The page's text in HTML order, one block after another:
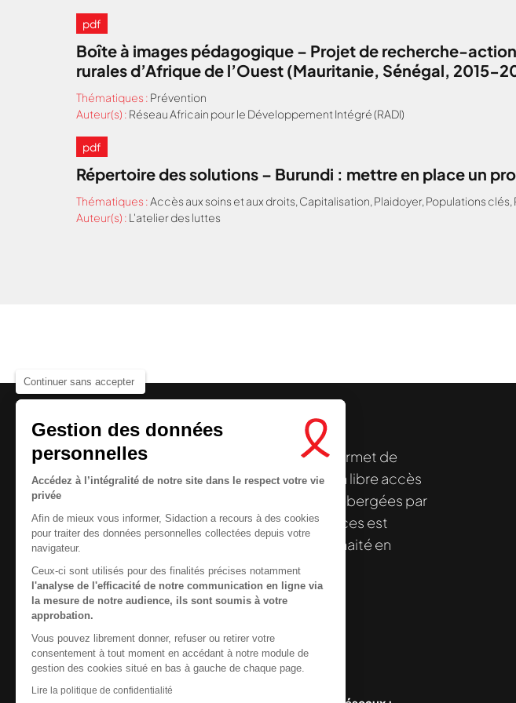
Continuer sans accepter
Gestion des données
personnelles
Accédez à l’intégralité de notre site dans le respect votre vie
privée
Afin de mieux vous informer, Sidaction a recours à des cookies
pour traiter des données personnelles collectées depuis votre
navigateur.
Ceux-ci sont utilisés pour des finalités précises notamment
l'analyse de l'efficacité de notre communication en ligne via
la mesure de notre audience, ils sont soumis à votre
approbation.
Vous pouvez librement donner, refuser ou retirer votre
consentement à tout moment en accédant à notre module de
gestion des cookies situé en bas à gauche de chaque page.
Lire la politique de confidentialité
pdf
Boîte à images pédagogique – Projet de recherche-
rurales d’Afrique de l’Ouest (Mauritanie, Sénégal, 2015-
Thématiques : Prévention
Auteur(s) : Réseau Africain pour le Développement Intégré (RADI)
pdf
Répertoire des solutions – Burundi : mettre en place un
Thématiques :Accès aux soins et aux droits, Capitalisation, Plaidoyer, Populations clés,
Auteur(s) : L'atelier des luttes
Nous cherchons le contenu demandé....
Le centre de ressources de Sidactionpermet de
disposer de ressources francophones en libre accès
. À l’origine, hébergées par
la Plateforme ELSA, le Centre de ressources est
désormais gérée par Sidaction qui a souhaité en
reprendre le pilotage.
Contactez-nous
Newsletter